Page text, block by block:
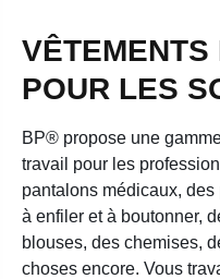
VÊTEMENTS
POUR LES
BP® propose une
travail pour les
pantalons médicaux,
à enfiler et à boutonner,
blouses, des chemises,
choses encore. Vous